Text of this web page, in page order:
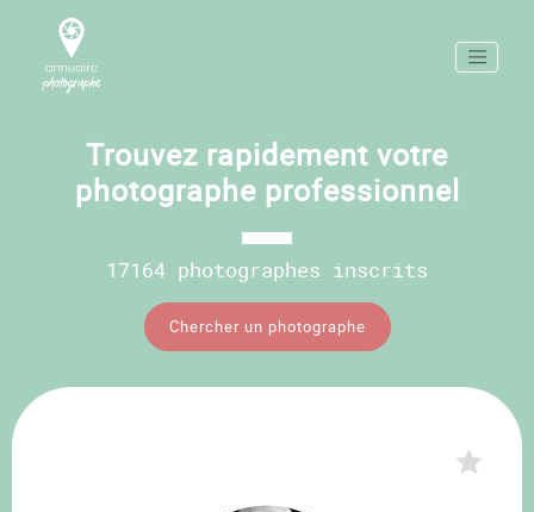
Trouvez rapidement votre
photographe professionnel
17164 photographes inscrits
Chercher un photographe